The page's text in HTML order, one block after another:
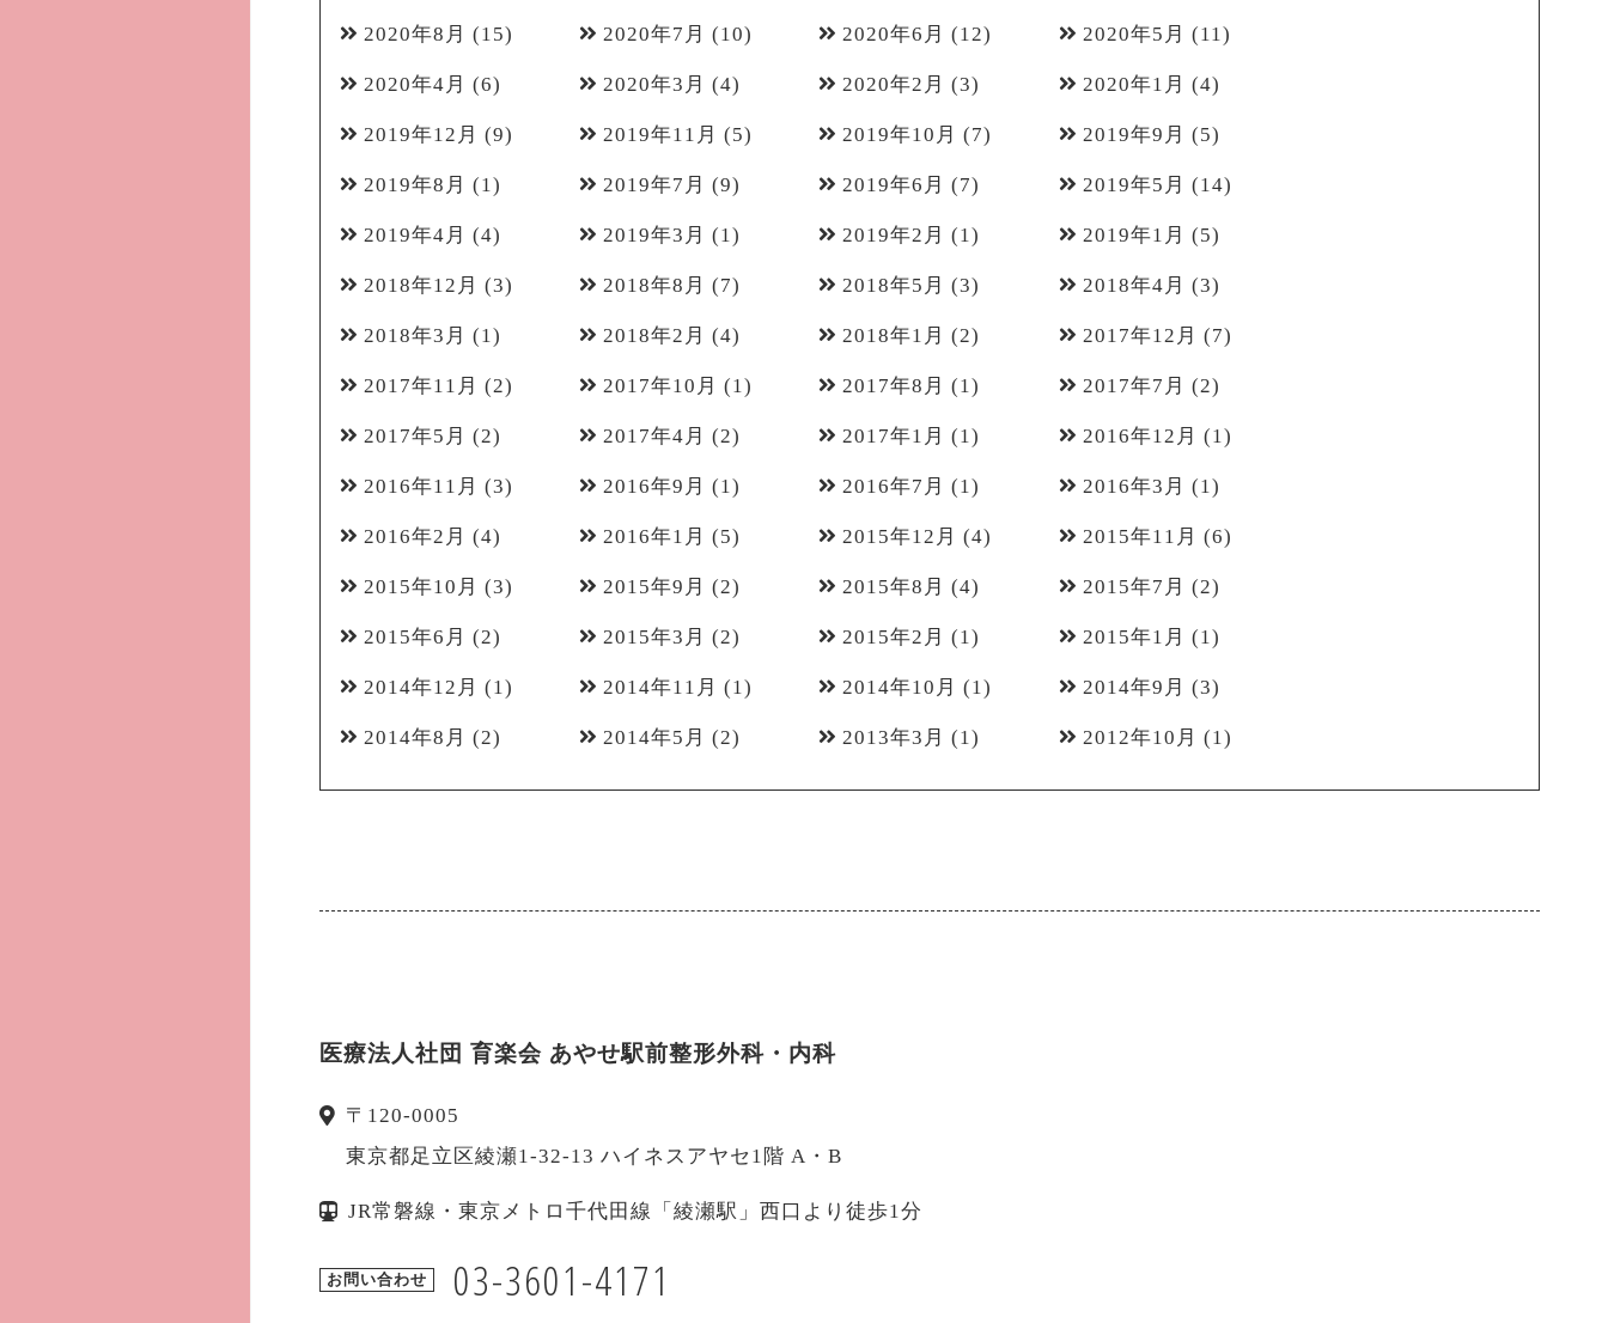
2020年8月 (15) 2020年7月 (10) 2020年6月 (12) 2020年5月 (11)
2020年4月 (6) 2020年3月 (4) 2020年2月 (3) 2020年1月 (4)
2019年12月 (9) 2019年11月 (5) 2019年10月 (7) 2019年9月 (5)
2019年8月 (1) 2019年7月 (9) 2019年6月 (7) 2019年5月 (14)
2019年4月 (4) 2019年3月 (1) 2019年2月 (1) 2019年1月 (5)
2018年12月 (3) 2018年8月 (7) 2018年5月 (3) 2018年4月 (3)
2018年3月 (1) 2018年2月 (4) 2018年1月 (2) 2017年12月 (7)
2017年11月 (2) 2017年10月 (1) 2017年8月 (1) 2017年7月 (2)
2017年5月 (2) 2017年4月 (2) 2017年1月 (1) 2016年12月 (1)
2016年11月 (3) 2016年9月 (1) 2016年7月 (1) 2016年3月 (1)
2016年2月 (4) 2016年1月 (5) 2015年12月 (4) 2015年11月 (6)
2015年10月 (3) 2015年9月 (2) 2015年8月 (4) 2015年7月 (2)
2015年6月 (2) 2015年3月 (2) 2015年2月 (1) 2015年1月 (1)
2014年12月 (1) 2014年11月 (1) 2014年10月 (1) 2014年9月 (3)
2014年8月 (2) 2014年5月 (2) 2013年3月 (1) 2012年10月 (1)
医療法人社団 育楽会 あやせ駅前整形外科・内科
〒 120-0005
東京都足立区 綾瀬1-32-13 ハイネスアヤセ1階 A・B
JR常磐線・東京メトロ千代田線「綾瀬駅」西口より徒歩1分
お問い合わせ 03-3601-4171